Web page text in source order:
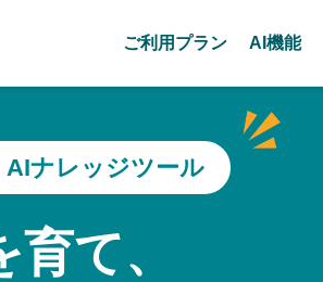
ご利用プラン AI機能
AIナレッジツール
て、